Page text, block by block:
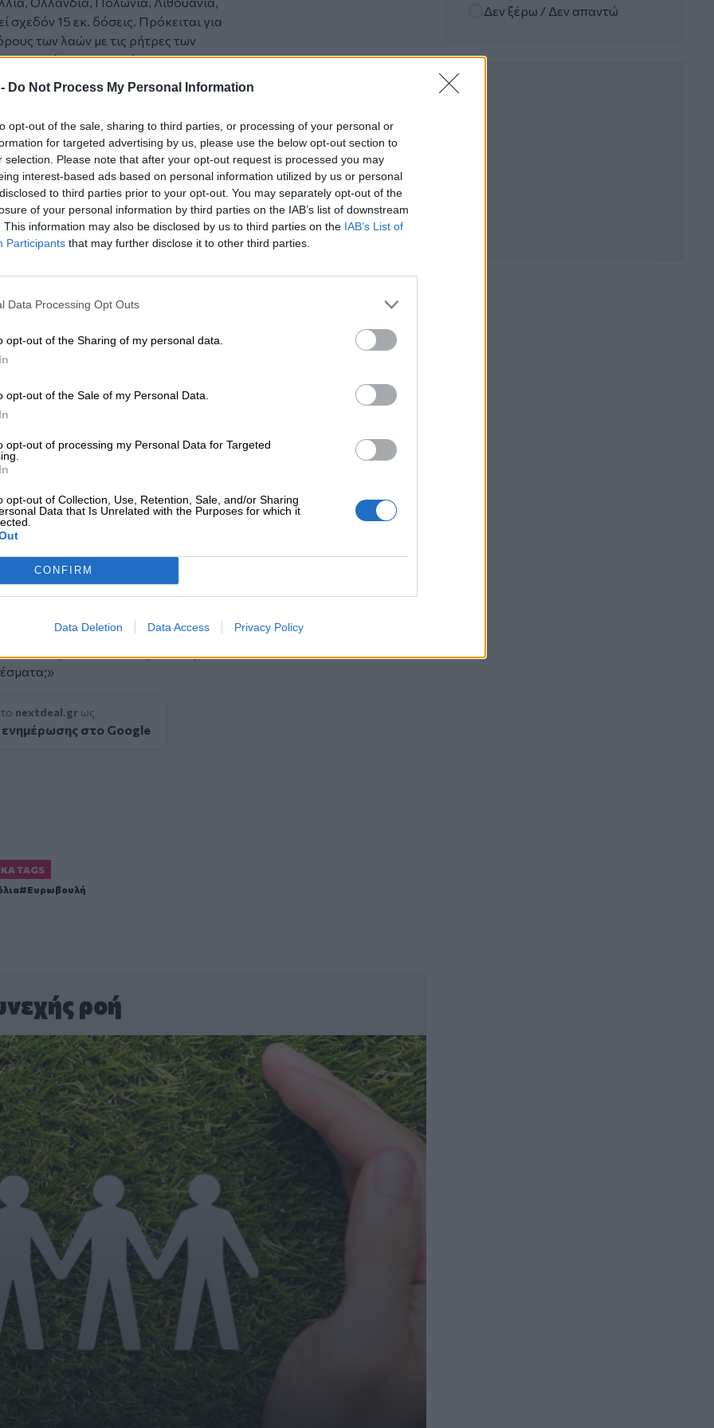
Do Not Process My Personal Information
opt-out of the sale, sharing to third parties, or processing of your personal or
for targeted advertising by us, please use the below opt-out section to
selection. Please note that after your opt-out request is processed you may
interest-based ads based on personal information utilized by us or personal
to third parties prior to your opt-out. You may separately opt-out of the
of your personal information by third parties on the IAB’s list of downstream
This information may also be disclosed by us to third parties on the IAB’s List of
Participants that may further disclose it to other third parties.
Data Processing Opt Outs
opt-out of the Sharing of my personal data.
opt-out of the Sale of my Personal Data.
opt-out of processing my Personal Data for Targeted
opt-out of Collection, Use, Retention, Sale, and/or Sharing
Data that Is Unrelated with the Purposes for which it
CONFIRM
Data Deletion Data Access Privacy Policy
15 εκ. δόσεις. Πρόκειται για
των λαών με τις ρήτρες των
κρυφές, προστατεύοντας τις
που σημειώνονται νέες
όμιλοι με τα μεγαλύτερα μερίδια
που συγκροτήθηκε στο όνομα
χωρών στα εμβόλια για τον COVID-19,
«δωρίζονται» δόσεις εμβολίων σε
που μένουν αναξιοποίητες επειδή
από την ημερομηνία παραλαβής
και σε μεταπωλήσεις εμβολίων από τη
χρυσοφόρο εμπόρευμα που
μεγάλων επιχειρηματικών ομίλων
ο εμβολιασμός, θα ενισχύεται
η θανατηφόρα πορεία της
του ΚΚΕ υπέβαλαν τα παρακάτω
είναι ο ακριβής αριθμός των δόσεων
είτε μεταπωλήθηκαν ή ακόμα
του μηχανισμού COVAX όσο κι
απαραίτητων μέτρων προστασίας
του δημοσίου συστήματος υγείας;
σε εμβόλια και φάρμακα, η οποία
καπιταλιστική ιδιοκτησία που
nextdeal.grως
στο Google
TAGS
Ευρωβουλή
Forum: Ένα στα πέντε καινοτόμα
φάρμακα φτάνει τελικά στην Ελλάδα
ΝΤΥΝΑΝ»
Δεν ξέρω / Δεν απαντώ
ροή